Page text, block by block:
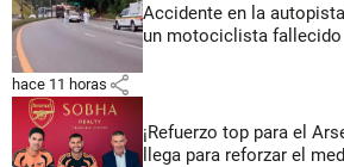
Accidente en la
un motociclista fallecido
hace 11 horas share
¡Refuerzo top para el
llega para reforzar el